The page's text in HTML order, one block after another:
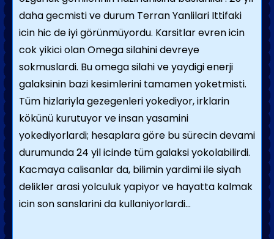
daha gecmisti ve durum Terran Yanlilari Ittifaki
icin hic de iyi görünmüyordu. Karsitlar evren icin
cok yikici olan Omega silahini devreye
sokmuslardi. Bu omega silahi ve yaydigi enerji
galaksinin bazi kesimlerini tamamen yoketmisti.
Tüm hizlariyla gezegenleri yokediyor, irklarin
kökünü kurutuyor ve insan yasamini
yokediyorlardi; hesaplara göre bu sürecin devami
durumunda 24 yil icinde tüm galaksi yokolabilirdi.
Kacmaya calisanlar da, bilimin yardimi ile siyah
delikler arasi yolculuk yapiyor ve hayatta kalmak
icin son sanslarini da kullaniyorlardi...